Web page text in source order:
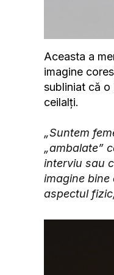
Aceasta a
imagine
subliniat că o
ceilalți.
„Suntem
„ambalate”
interviu sau
imagine bine
aspectul